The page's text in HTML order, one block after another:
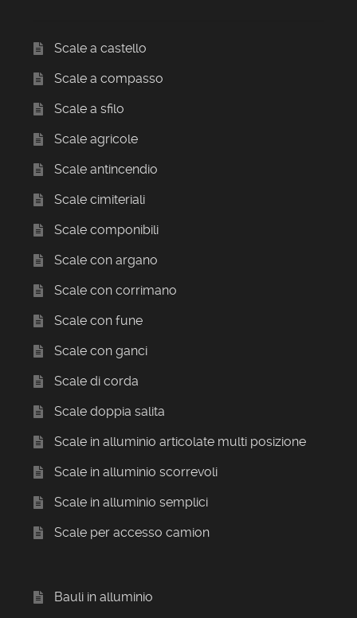
Scale a castello
Scale a compasso
Scale a sfilo
Scale agricole
Scale antincendio
Scale cimiteriali
Scale componibili
Scale con argano
Scale con corrimano
Scale con fune
Scale con ganci
Scale di corda
Scale doppia salita
Scale in alluminio articolate multi posizione
Scale in alluminio scorrevoli
Scale in alluminio semplici
Scale per accesso camion
Bauli in alluminio